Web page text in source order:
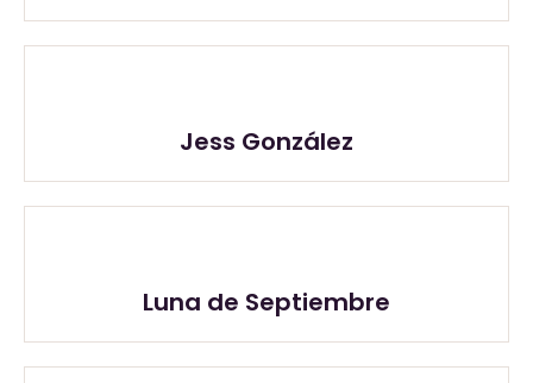
Jess González
Luna de Septiembre